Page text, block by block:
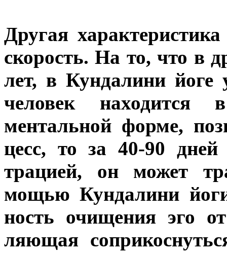
Другая
скорость. На то, что в
лет, в Кундалини йоге
человек
ментальной форме,
цесс, то за 40-90
трацией, он может
мощью Кундалини
ность очищения эго
ляющая